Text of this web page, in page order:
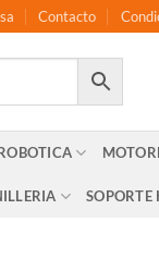
Contacto
SOPORTE